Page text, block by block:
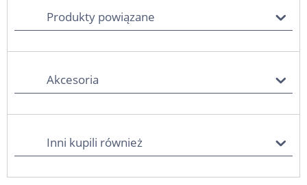
Produkty powiązane
Akcesoria
Inni kupili również